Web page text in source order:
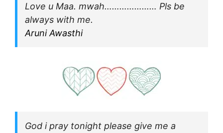
Love u Maa. mwah………………… Pls be
always with me.
Aruni Awasthi
God i pray tonight please give me a